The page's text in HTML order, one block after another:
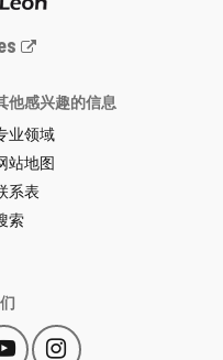
他感兴趣的信息
业领域
站地图
系表
索
YouTubeInstagram